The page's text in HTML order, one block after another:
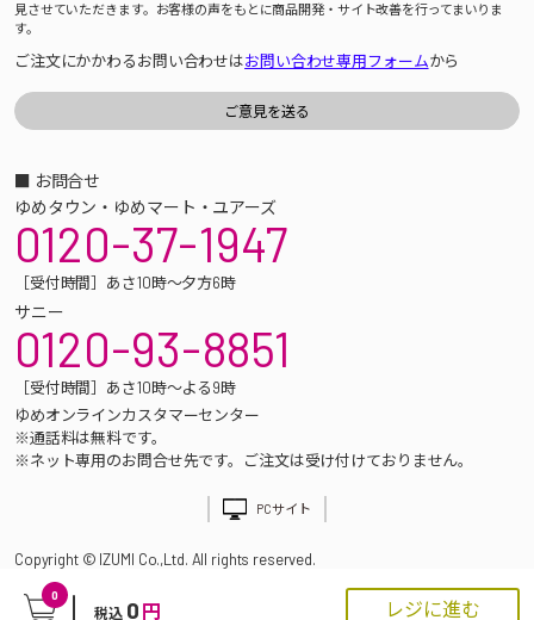
0
税込 0 円 レジに進む
見させていただきます。お客様の声をもとに商品開発・サイト改善を行ってまいりま
す。
ご注文にかかわるお問い合わせはお問い合わせ専用フォームから
■ お問合せ
ゆめタウン・ゆめマート・ユアーズ
0120-37-1947
［受付時間］あさ10時～夕方6時
サニー
0120-93-8851
［受付時間］あさ10時～よる9時
ゆめオンラインカスタマーセンター
※通話料は無料です。
※ネット専用のお問合せ先です。ご注文は受け付けておりません。
PCサイト
Copyright © IZUMI Co.,Ltd. All rights reserved.